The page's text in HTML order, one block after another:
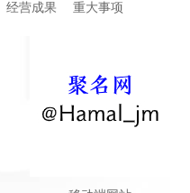
经营成果 重大事项